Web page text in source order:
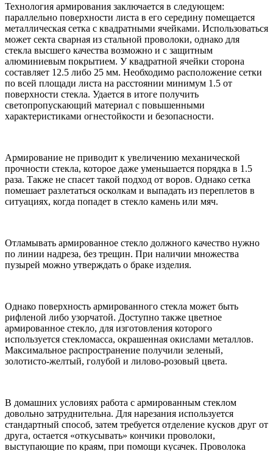
Технология армирования заключается в следующем:
параллельно поверхности листа в его середину помещается
металлическая сетка с квадратными ячейками. Использоваться
может секта сварная из стальной проволоки, однако для
стекла высшего качества возможно и с защитным
алюминиевым покрытием. У квадратной ячейки сторона
составляет 12.5 либо 25 мм. Необходимо расположение сетки
по всей площади листа на расстоянии минимум 1.5 от
поверхности стекла. Удается в итоге получить
светопропускающий материал с повышенными
характеристиками огнестойкости и безопасности.
Армирование не приводит к увеличению механической
прочности стекла, которое даже уменьшается порядка в 1.5
раза. Также не спасет такой подход от воров. Однако сетка
помешает разлетаться осколкам и выпадать из переплетов в
ситуациях, когда попадет в стекло камень или мяч.
Отламывать армированное стекло должного качество нужно
по линии надреза, без трещин. При наличии множества
пузырей можно утверждать о браке изделия.
Однако поверхность армированного стекла может быть
рифленой либо узорчатой. Доступно также цветное
армированное стекло, для изготовления которого
используется стекломасса, окрашенная окислами металлов.
Максимальное распространение получили зеленый,
золотисто-желтый, голубой и лилово-розовый цвета.
В домашних условиях работа с армированным стеклом
довольно затруднительна. Для нарезания используется
стандартный способ, затем требуется отделение кусков друг от
друга, остается «откусывать» кончики проволоки,
выступающие по краям, при помощи кусачек. Проволока